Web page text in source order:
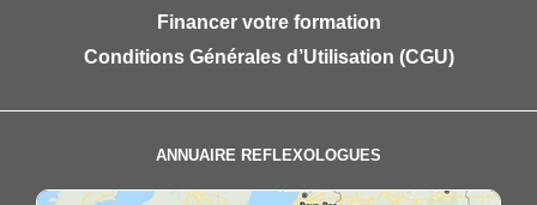
Financer votre formation
Conditions Générales d’Utilisation (CGU)
ANNUAIRE REFLEXOLOGUES